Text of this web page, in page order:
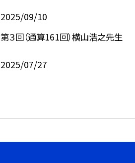
2025/09/10
第３回（通算161回）横山浩之先生
2025/07/27